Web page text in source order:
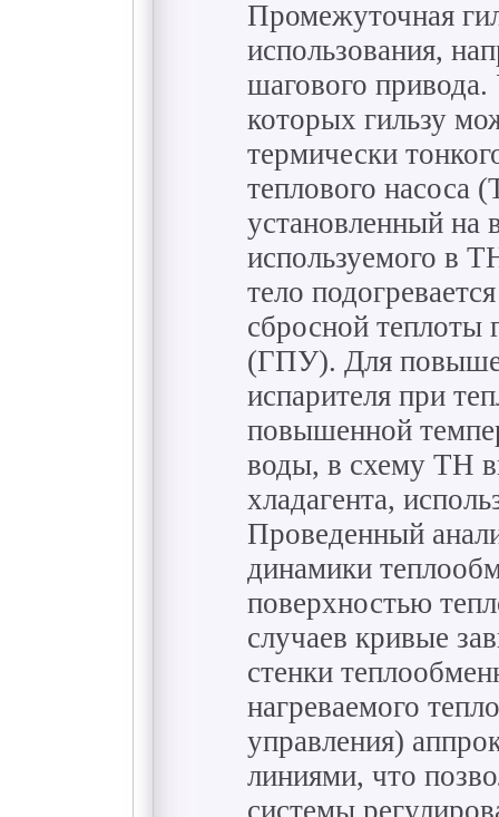
Промежуточная
использования,
шагового
которых гильзу
термически
теплового насоса
установленный на
используемого в
тело
сбросной теплоты
(ГПУ). Для
испарителя при
повышенной
воды, в схему ТН
хладагента,
Проведенный
динамики
поверхностью
случаев кривые
стенки
нагреваемого
управления)
линиями, что
системы